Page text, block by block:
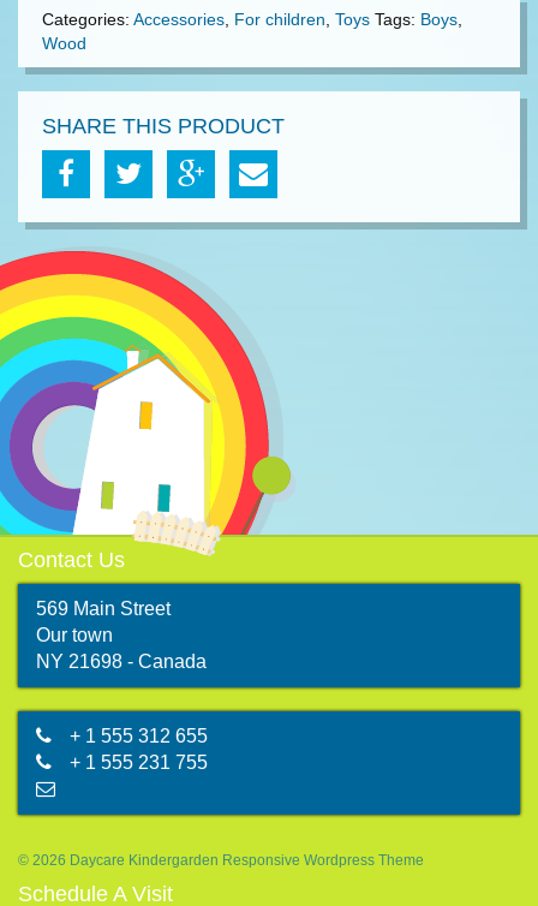
Categories: Accessories For children Toys Tags: Boys
Wood
SHARE THIS PRODUCT
Contact Us
569 Main Street
Our town
NY 21698 - Canada
+ 1 555 312 655
+ 1 555 231 755
© 2026 Daycare Kindergarden Responsive Wordpress Theme
Schedule A Visit